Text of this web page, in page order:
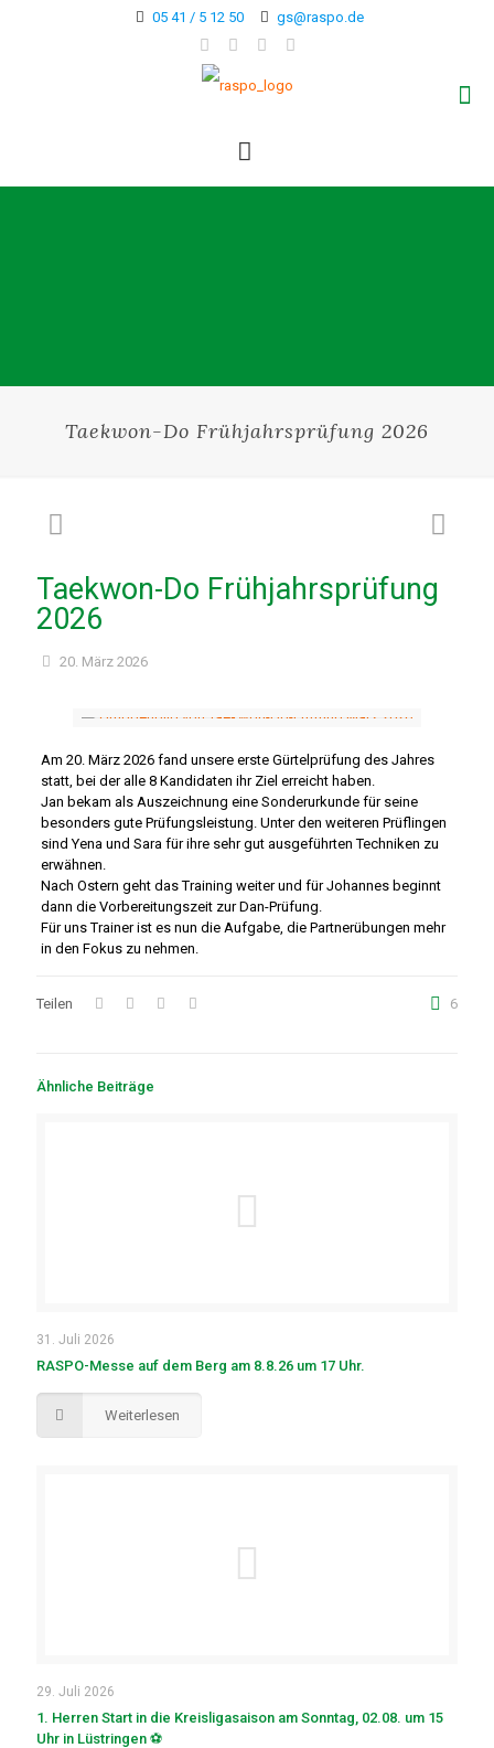
05 41 / 5 12 50 gs@raspo.de
Taekwon-Do Frühjahrsprüfung 2026
Taekwon-Do Frühjahrsprüfung
2026
20. März 2026
Am 20. März 2026 fand unsere erste Gürtelprüfung des Jahres
statt, bei der alle 8 Kandidaten ihr Ziel erreicht haben.
Jan bekam als Auszeichnung eine Sonderurkunde für seine
besonders gute Prüfungsleistung. Unter den weiteren Prüflingen
sind Yena und Sara für ihre sehr gut ausgeführten Techniken zu
erwähnen.
Nach Ostern geht das Training weiter und für Johannes beginnt
dann die Vorbereitungszeit zur Dan-Prüfung.
Für uns Trainer ist es nun die Aufgabe, die Partnerübungen mehr
in den Fokus zu nehmen.
Teilen 6
Ähnliche Beiträge
31. Juli 2026
RASPO-Messe auf dem Berg am 8.8.26 um 17 Uhr.
Weiterlesen
29. Juli 2026
1. Herren Start in die Kreisligasaison am Sonntag, 02.08. um 15
Uhr in Lüstringen ⚽